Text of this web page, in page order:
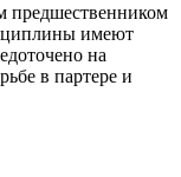
предшественником
имеют
на
в партере и